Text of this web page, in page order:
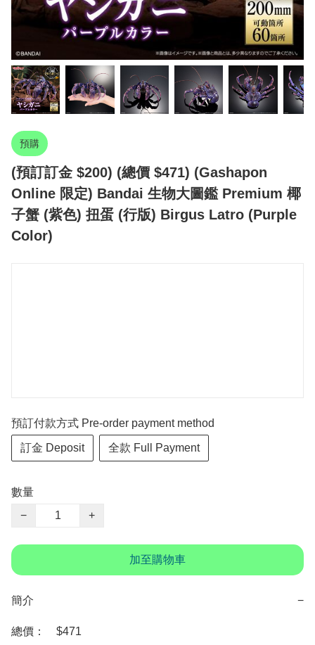
預購
(預訂訂金 $200) (總價 $471) (Gashapon
Online 限定) Bandai 生物大圖鑑 Premium 椰
子蟹 (紫色) 扭蛋 (行版) Birgus Latro (Purple
Color)
預訂付款方式 Pre-order payment method
訂金 Deposit 全款 Full Payment
數量
−
+
加至購物車
簡介 −
總價：　$471